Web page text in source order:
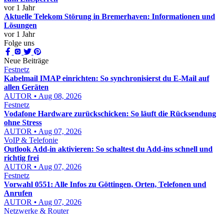
vor 1 Jahr
Aktuelle Telekom Störung in Bremerhaven: Informationen und
Lösungen
vor 1 Jahr
Folge uns
Neue Beiträge
Festnetz
Kabelmail IMAP einrichten: So synchronisierst du E-Mail auf
allen Geräten
AUTOR • Aug 08, 2026
Festnetz
Vodafone Hardware zurückschicken: So läuft die Rücksendung
ohne Stress
AUTOR • Aug 07, 2026
VoIP & Telefonie
Outlook Add-in aktivieren: So schaltest du Add-ins schnell und
richtig frei
AUTOR • Aug 07, 2026
Festnetz
Vorwahl 0551: Alle Infos zu Göttingen, Orten, Telefonen und
Anrufen
AUTOR • Aug 07, 2026
Netzwerke & Router